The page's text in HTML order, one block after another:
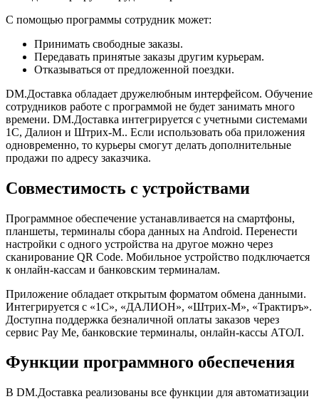
С помощью программы сотрудник может:
Принимать свободные заказы.
Передавать принятые заказы другим курьерам.
Отказываться от предложенной поездки.
DM.Доставка обладает дружелюбным интерфейсом. Обучение
сотрудников работе с программой не будет занимать много
времени. DM.Доставка интегрируется с учетными системами
1С, Далион и Штрих-М.. Если использовать оба приложения
одновременно, то курьеры смогут делать дополнительные
продажи по адресу заказчика.
Совместимость с устройствами
Программное обеспечение устанавливается на смартфоны,
планшеты, терминалы сбора данных на Android. Перенести
настройки с одного устройства на другое можно через
сканирование QR Code. Мобильное устройство подключается
к онлайн-кассам и банковским терминалам.
Приложение обладает открытым форматом обмена данными.
Интегрируется с «1С», «ДАЛИОН», «Штрих-М», «Трактиръ».
Доступна поддержка безналичной оплаты заказов через
сервис Pay Me, банковские терминалы, онлайн-кассы АТОЛ.
Функции программного обеспечения
В DM.Доставка реализованы все функции для автоматизации